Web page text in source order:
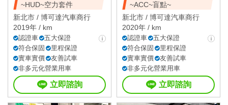
~HUD~空力套件
新北市 / 博可達汽車商行
2019年 / km
認證車
五大保證
符合保固
里程保證
實車實價
友善試車
非多元化營業用車
立即諮詢
~ACC~盲點~
新北市 / 博可達汽車商行
2020年 / km
認證車
五大保證
符合保固
里程保證
實車實價
友善試車
非多元化營業用車
立即諮詢